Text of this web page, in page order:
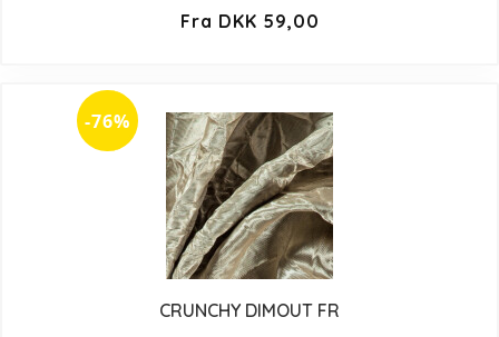
Fra DKK 59,00
-76%
CRUNCHY DIMOUT FR